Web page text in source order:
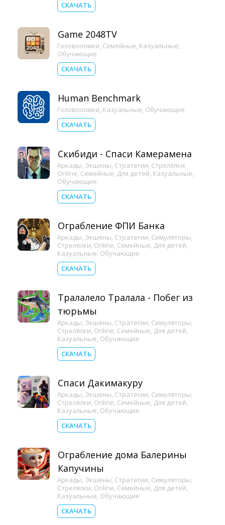
СКАЧАТЬ
Game 2048TV
Головоломки, Семейные, Казуальные,
Обучающие
СКАЧАТЬ
Human Benchmark
Головоломки, Казуальные, Обучающие
СКАЧАТЬ
Скибиди - Спаси Камерамена
Аркады, Экшены, Стратегии, Стрелялки,
Online, Семейные, Для детей, Казуальные,
Обучающие
СКАЧАТЬ
Ограбление ФПИ Банка
Аркады, Экшены, Стратегии, Симуляторы,
Стрелялки, Online, Семейные, Для детей,
Казуальные, Обучающие
СКАЧАТЬ
Тралалело Тралала - Побег из
тюрьмы
Аркады, Экшены, Стратегии, Симуляторы,
Стрелялки, Online, Семейные, Для детей,
Казуальные, Обучающие
СКАЧАТЬ
Спаси Дакимакуру
Аркады, Экшены, Стратегии, Симуляторы,
Стрелялки, Online, Семейные, Для детей,
Казуальные, Обучающие
СКАЧАТЬ
Ограбление дома Балерины
Капучины
Аркады, Экшены, Стратегии, Симуляторы,
Стрелялки, Online, Семейные, Для детей,
Казуальные, Обучающие
СКАЧАТЬ